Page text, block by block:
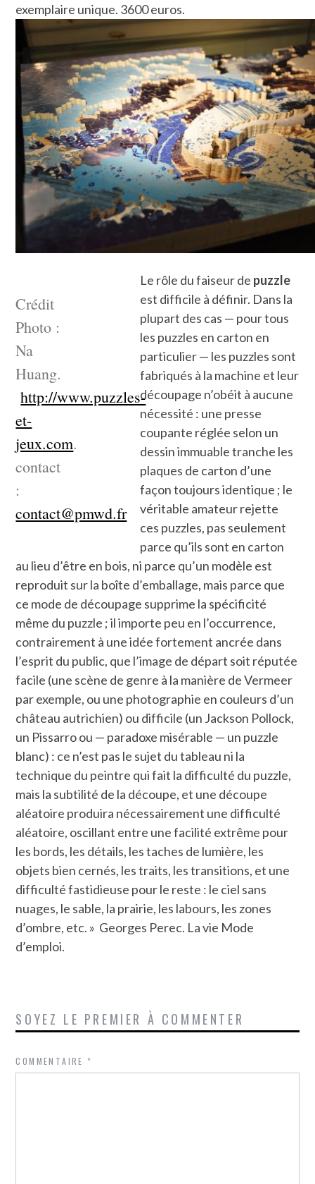
exemplaire unique. 3600 euros.
Crédit
Photo :
Na
Huang.
http://www.puzzles-
et-
jeux.com.
contact
:
contact@pmwd.fr
Le rôle du faiseur de puzzle
est difficile à définir. Dans la
plupart des cas — pour tous
les puzzles en carton en
particulier — les puzzles sont
fabriqués à la machine et leur
découpage n’obéit à aucune
nécessité : une presse
coupante réglée selon un
dessin immuable tranche les
plaques de carton d’une
façon toujours identique ; le
véritable amateur rejette
ces puzzles, pas seulement
parce qu’ils sont en carton
au lieu d’être en bois, ni parce qu’un modèle est
reproduit sur la boîte d’emballage, mais parce que
ce mode de découpage supprime la spécificité
même du puzzle ; il importe peu en l’occurrence,
contrairement à une idée fortement ancrée dans
l’esprit du public, que l’image de départ soit réputée
facile (une scène de genre à la manière de Vermeer
par exemple, ou une photographie en couleurs d’un
château autrichien) ou difficile (un Jackson Pollock,
un Pissarro ou — paradoxe misérable — un puzzle
blanc) : ce n’est pas le sujet du tableau ni la
technique du peintre qui fait la difficulté du puzzle,
mais la subtilité de la découpe, et une découpe
aléatoire produira nécessairement une difficulté
aléatoire, oscillant entre une facilité extrême pour
les bords, les détails, les taches de lumière, les
objets bien cernés, les traits, les transitions, et une
difficulté fastidieuse pour le reste : le ciel sans
nuages, le sable, la prairie, les labours, les zones
d’ombre, etc. » Georges Perec. La vie Mode
d’emploi.
SOYEZ LE PREMIER À COMMENTER
COMMENTAIRE*